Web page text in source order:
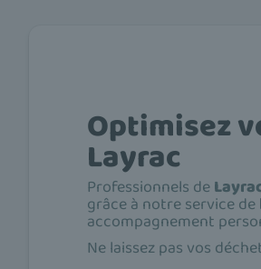
Optimisez
Layrac
Professionnels de
grâce à notre service de
accompagnement
Ne laissez pas vos